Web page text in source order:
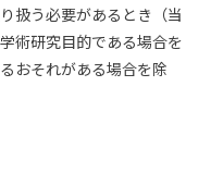
扱う必要があるとき（当
術研究目的である場合を
おそれがある場合を除